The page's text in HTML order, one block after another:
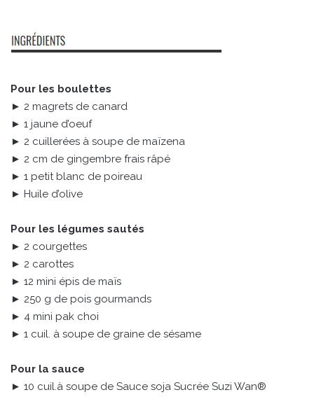
Pour les boulettes
► 2 magrets de canard
► 1 jaune d’oeuf
► 2 cuillerées à soupe de maïzena
► 2 cm de gingembre frais râpé
► 1 petit blanc de poireau
► Huile d’olive
Pour les légumes sautés
► 2 courgettes
► 2 carottes
► 12 mini épis de maïs
► 250 g de pois gourmands
► 4 mini pak choi
► 1 cuil. à soupe de graine de sésame
Pour la sauce
► 10 cuil.à soupe de Sauce soja Sucrée Suzi Wan®